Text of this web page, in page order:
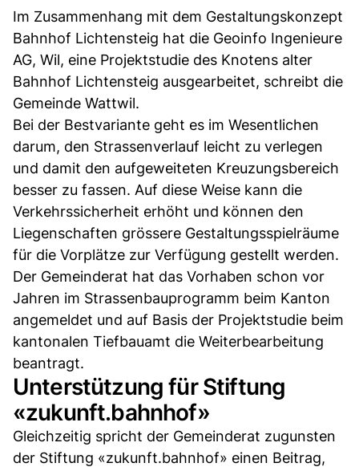
Im Zusammenhang mit dem Gestaltungskonzept
Bahnhof Lichtensteig hat die Geoinfo Ingenieure
AG, Wil, eine Projektstudie des Knotens alter
Bahnhof Lichtensteig ausgearbeitet, schreibt die
Gemeinde Wattwil.
Bei der Bestvariante geht es im Wesentlichen
darum, den Strassenverlauf leicht zu verlegen
und damit den aufgeweiteten Kreuzungsbereich
besser zu fassen. Auf diese Weise kann die
Verkehrssicherheit erhöht und können den
Liegenschaften grössere Gestaltungsspielräume
für die Vorplätze zur Verfügung gestellt werden.
Der Gemeinderat hat das Vorhaben schon vor
Jahren im Strassenbauprogramm beim Kanton
angemeldet und auf Basis der Projektstudie beim
kantonalen Tiefbauamt die Weiterbearbeitung
beantragt.
Unterstützung für Stiftung
«zukunft.bahnhof»
Gleichzeitig spricht der Gemeinderat zugunsten
der Stiftung «zukunft.bahnhof» einen Beitrag,